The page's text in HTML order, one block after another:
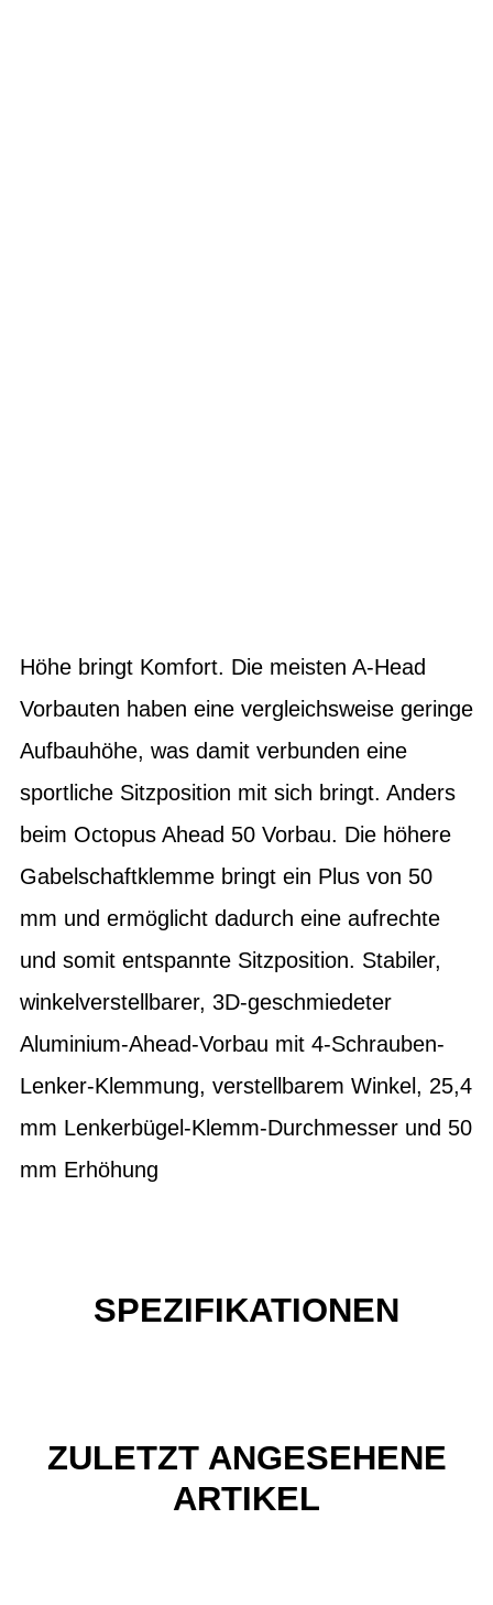
Höhe bringt Komfort. Die meisten A-Head
Vorbauten haben eine vergleichsweise geringe
Aufbauhöhe, was damit verbunden eine
sportliche Sitzposition mit sich bringt. Anders
beim Octopus Ahead 50 Vorbau. Die höhere
Gabelschaftklemme bringt ein Plus von 50
mm und ermöglicht dadurch eine aufrechte
und somit entspannte Sitzposition. Stabiler,
winkelverstellbarer, 3D-geschmiedeter
Aluminium-Ahead-Vorbau mit 4-Schrauben-
Lenker-Klemmung, verstellbarem Winkel, 25,4
mm Lenkerbügel-Klemm-Durchmesser und 50
mm Erhöhung
SPEZIFIKATIONEN
ZULETZT ANGESEHENE
ARTIKEL